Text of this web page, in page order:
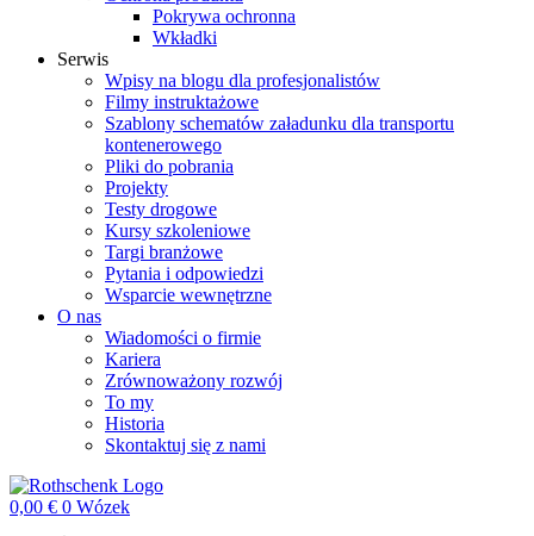
Pokrywa ochronna
Wkładki
Serwis
Wpisy na blogu dla profesjonalistów
Filmy instruktażowe
Szablony schematów załadunku dla transportu
kontenerowego
Pliki do pobrania
Projekty
Testy drogowe
Kursy szkoleniowe
Targi branżowe
Pytania i odpowiedzi
Wsparcie wewnętrzne
O nas
Wiadomości o firmie
Kariera
Zrównoważony rozwój
To my
Historia
Skontaktuj się z nami
0,00 € 0 Wózek